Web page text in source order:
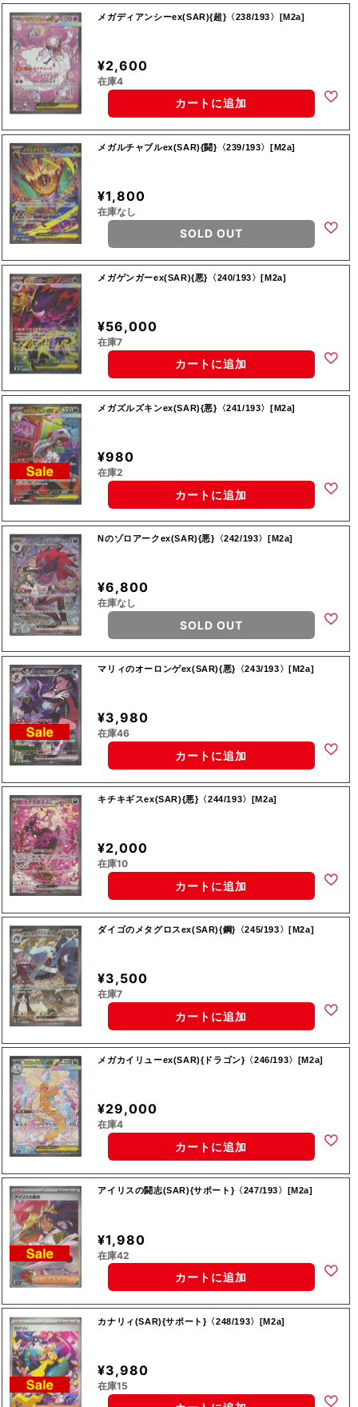
メガディアンシーex(SAR){超}〈238/193〉[M2a]
¥2,600
在庫4
カートに追加
メガルチャブルex(SAR){闘}〈239/193〉[M2a]
¥1,800
在庫なし
SOLD OUT
メガゲンガーex(SAR){悪}〈240/193〉[M2a]
¥56,000
在庫7
カートに追加
メガズルズキンex(SAR){悪}〈241/193〉[M2a]
¥980
在庫2
カートに追加
Nのゾロアークex(SAR){悪}〈242/193〉[M2a]
¥6,800
在庫なし
SOLD OUT
マリィのオーロンゲex(SAR){悪}〈243/193〉[M2a]
¥3,980
在庫46
カートに追加
キチキギスex(SAR){悪}〈244/193〉[M2a]
¥2,000
在庫10
カートに追加
ダイゴのメタグロスex(SAR){鋼}〈245/193〉[M2a]
¥3,500
在庫7
カートに追加
メガカイリューex(SAR){ドラゴン}〈246/193〉[M2a]
¥29,000
在庫4
カートに追加
アイリスの闘志(SAR){サポート}〈247/193〉[M2a]
¥1,980
在庫42
カートに追加
カナリィ(SAR){サポート}〈248/193〉[M2a]
¥3,980
在庫15